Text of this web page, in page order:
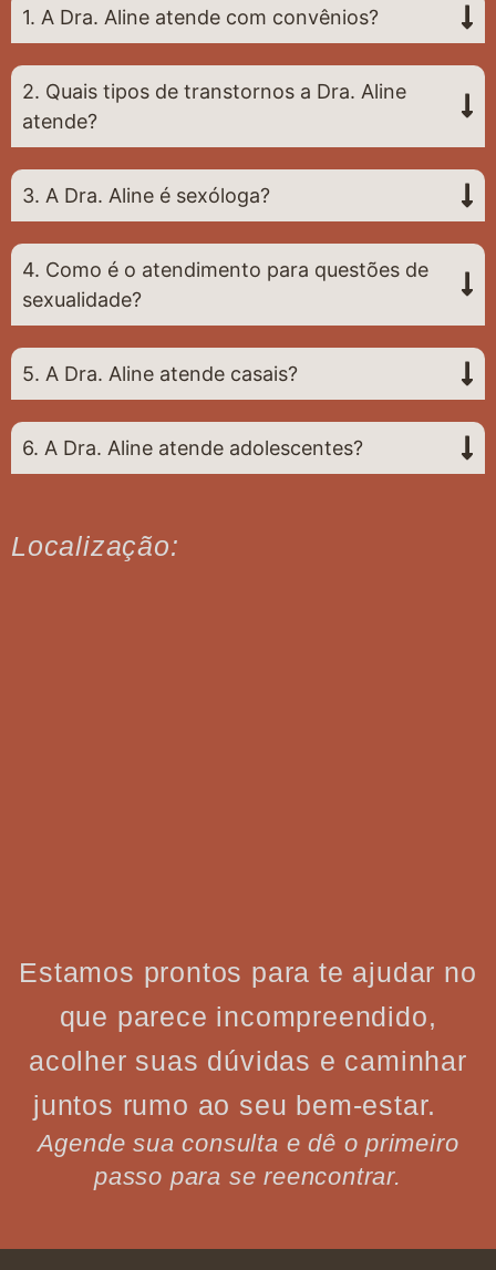
1. A Dra. Aline atende com convênios?
2. Quais tipos de transtornos a Dra. Aline
atende?
3. A Dra. Aline é sexóloga?
4. Como é o atendimento para questões de
sexualidade?
5. A Dra. Aline atende casais?
6. A Dra. Aline atende adolescentes?
Localização:
Estamos prontos para te ajudar no
que parece incompreendido,
acolher suas dúvidas e caminhar
juntos rumo ao seu bem-estar.
Agende sua consulta e dê o primeiro
passo para se reencontrar.